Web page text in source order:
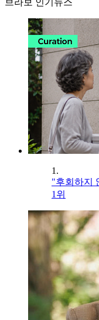
브라보 인기뉴스
1.
"후회하지
1위